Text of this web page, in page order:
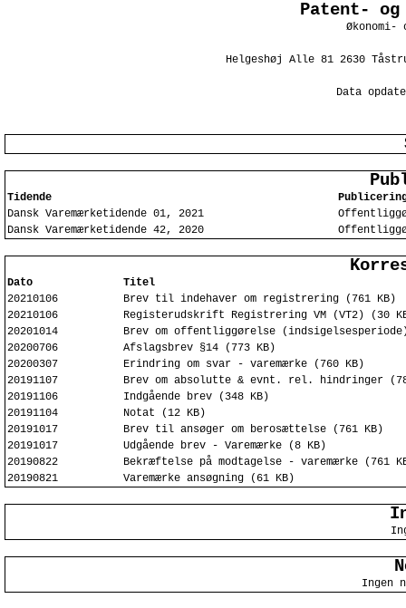
Patent- og
Økonomi-
Helgeshøj Alle 81 2630
Data
Tidende
Dansk Varemærketidende 01, 2021
Dansk Varemærketidende 42, 2020
Dato
Titel
20210106
Brev til indehaver om registrering (761 KB)
20210106
Registerudskrift Registrering VM (VT2) (30
20201014
Brev om offentliggørelse
20200706
Afslagsbrev §14 (773 KB)
20200307
Erindring om svar - varemærke (760 KB)
20191107
Brev om absolutte & evnt. rel. hindringer
20191106
Indgående brev (348 KB)
20191104
Notat (12 KB)
20191017
Brev til ansøger om berosættelse (761 KB)
20191017
Udgående brev - Varemærke (8 KB)
20190822
Bekræftelse på modtagelse - varemærke (761
20190821
Varemærke ansøgning (61 KB)
Ingen